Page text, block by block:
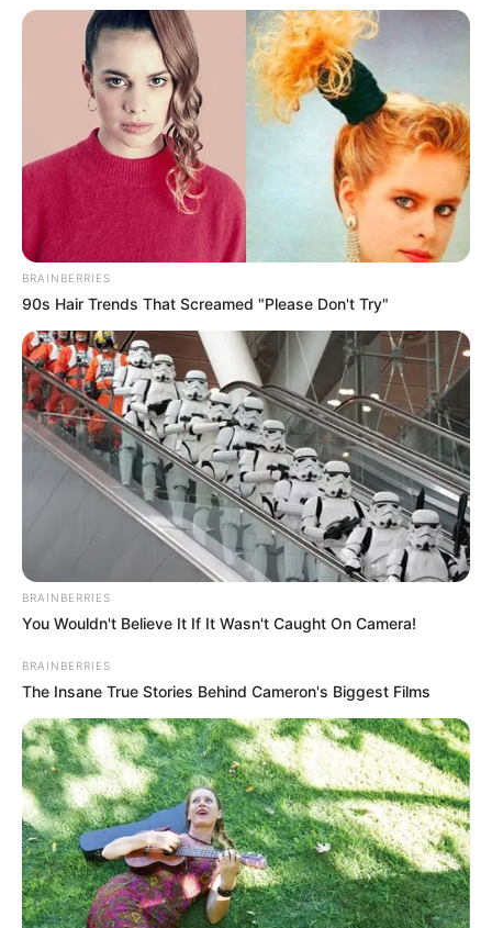
Anote as receitas e os passo a passos:
Cola com farinha de trigo
Como fazer fácil
Ingredientes:
2 xícaras de chá de água
2 colheres de sopa de farinha trigo
Nessa receita o vinagre serve como um
conservante e é antifúngico, protegendo assim
seu trabalho.
Modo de preparo:
Dissolva a farinha em meia xícara de água;
Ferva o restante da água e quando levantar
BRAINBERRIES
90s Hair Trends That Screamed "Please Don't Try"
BRAINBERRIES
You Wouldn't Believe It If It Wasn't Caught On Camera!
BRAINBERRIES
The Insane True Stories Behind Cameron's Biggest Films